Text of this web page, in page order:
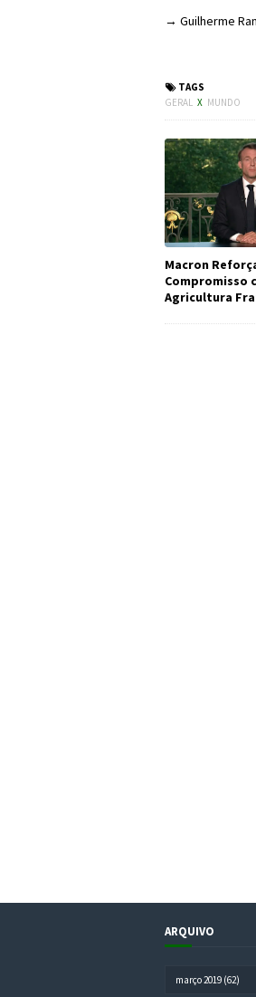
→ Guilherme
TAGS
GERAL X MUNDO
Macron
Compromisso
Agricultura
ARQUIVO